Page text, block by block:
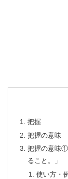
把握
把握の意味
把握の意味①
ること。」
使い方・